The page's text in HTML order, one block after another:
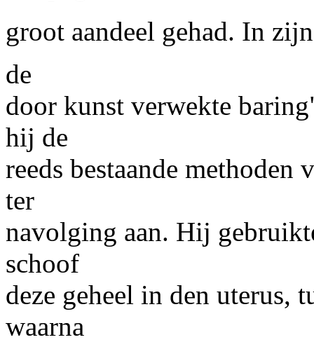
groot aandeel gehad. In zijn
de
door kunst verwekte
hij de
reeds bestaande
ter
navolging aan. Hij
schoof
deze geheel in den uterus,
waarna